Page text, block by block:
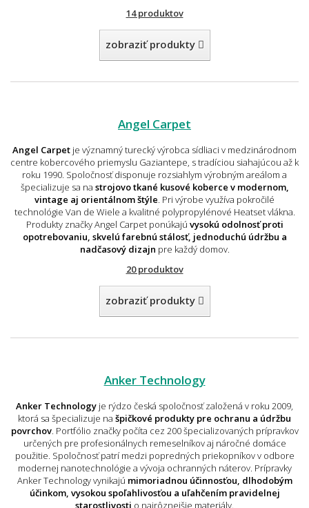
14 produktov
zobraziť produkty
Angel Carpet
Angel Carpet je významný turecký výrobca sídliaci v medzinárodnom
centre kobercového priemyslu Gaziantepe, s tradíciou siahajúcou až k
roku 1990. Spoločnosť disponuje rozsiahlym výrobným areálom a
špecializuje sa na strojovo tkané kusové koberce v modernom,
vintage aj orientálnom štýle . Pri výrobe využíva pokročilé
technológie Van de Wiele a kvalitné polypropylénové Heatset vlákna.
Produkty značky Angel Carpet ponúkajú vysokú odolnosť proti
opotrebovaniu, skvelú farebnú stálosť, jednoduchú údržbu a
nadčasový dizajn pre každý domov.
20 produktov
zobraziť produkty
Anker Technology
Anker Technology je rýdzo česká spoločnosť založená v roku 2009,
ktorá sa špecializuje na špičkové produkty pre ochranu a údržbu
povrchov. Portfólio značky počíta cez 200 špecializovaných prípravkov
určených pre profesionálnych remeselníkov aj náročné domáce
použitie. Spoločnosť patrí medzi popredných priekopníkov v odbore
modernej nanotechnológie a vývoja ochranných náterov. Prípravky
Anker Technology vynikajú mimoriadnou účinnosťou, dlhodobým
účinkom, vysokou spoľahlivosťou a uľahčením pravidelnej
starostlivosti o najrôznejšie materiály.